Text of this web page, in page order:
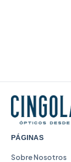
PÁGINAS
Sobre Nosotros